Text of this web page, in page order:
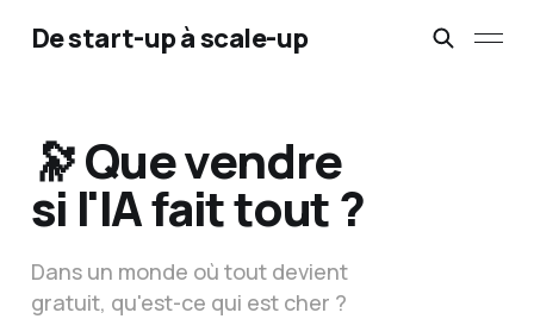
De start-up à scale-up
🔭 Que vendre
si l'IA fait tout ?
Dans un monde où tout devient
gratuit, qu'est-ce qui est cher ?